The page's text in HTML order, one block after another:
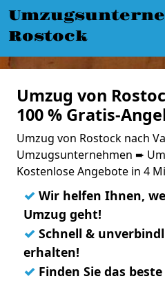
Rostock
Umzug von
100 % Gratis-
Umzug von Rostock nach
Umzugsunternehmen ➨
Kostenlose Angebote in 4
✓ Wir helfen Ihnen,
Umzug geht!
✓ Schnell &
erhalten!
✓ Finden Sie das